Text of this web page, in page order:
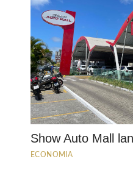
Show Auto Mall
ECONOMIA